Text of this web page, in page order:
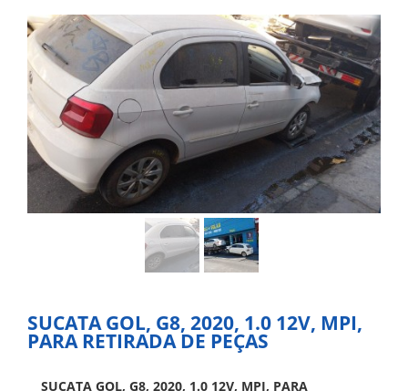
SUCATA GOL, G8, 2020, 1.0 12V, MPI,
PARA RETIRADA DE PEÇAS
SUCATA GOL, G8, 2020, 1.0 12V, MPI, PARA